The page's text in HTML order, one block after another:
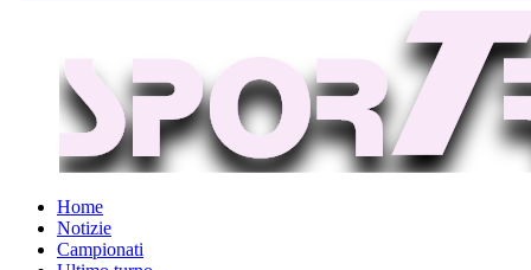
Home
Notizie
Campionati